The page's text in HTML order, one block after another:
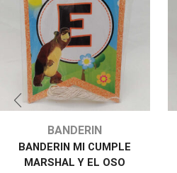
BANDERIN
BANDERIN MI CUMPLE
MARSHAL Y EL OSO